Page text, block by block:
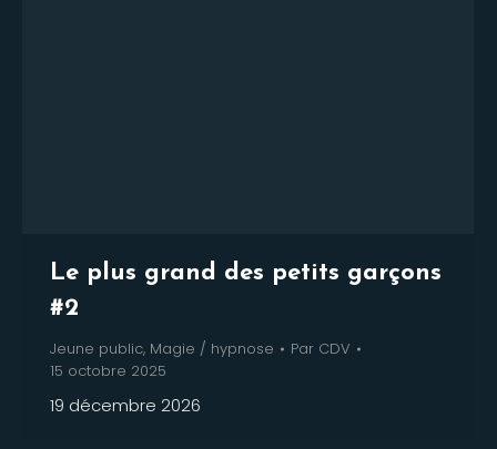
Le plus grand des petits garçons
#2
Jeune public, Magie / hypnose Par CDV
15 octobre 2025
19 décembre 2026